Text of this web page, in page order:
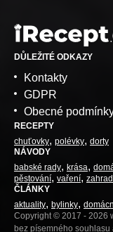
DŮLEŽITÉ ODKAZY
Kontakty
GDPR
Obecné
RECEPTY
chuťovky polévky dorty
NÁVODY
babské rady krása
pěstování vaření
ČLÁNKY
aktuality bylinky
Copyright © 2017 - 2026
bez písemného souhlasu